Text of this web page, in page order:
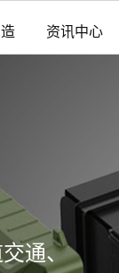
资讯中心
通、